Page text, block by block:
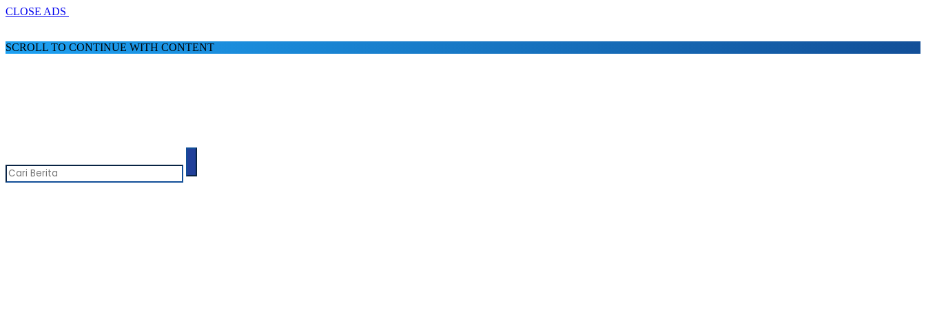
CLOSE ADS
SCROLL TO CONTINUE WITH CONTENT